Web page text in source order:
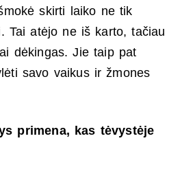
skirti laiko ne tik
Tai atėjo ne iš karto, tačiau
dėkingas. Jie taip pat
savo vaikus ir žmones
primena, kas tėvystėje